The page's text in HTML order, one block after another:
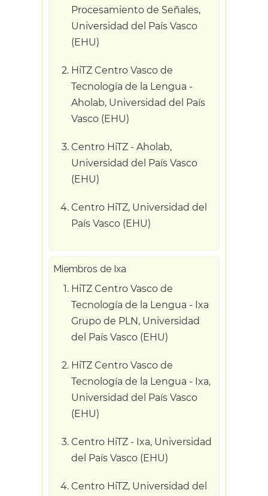
Procesamiento de Señales,
Universidad del País Vasco
(EHU)
HiTZ Centro Vasco de
Tecnología de la Lengua -
Aholab, Universidad del País
Vasco (EHU)
Centro HiTZ - Aholab,
Universidad del País Vasco
(EHU)
Centro HiTZ, Universidad del
País Vasco (EHU)
Miembros de Ixa
HiTZ Centro Vasco de
Tecnología de la Lengua - Ixa
Grupo de PLN, Universidad
del País Vasco (EHU)
HiTZ Centro Vasco de
Tecnología de la Lengua - Ixa,
Universidad del País Vasco
(EHU)
Centro HiTZ - Ixa, Universidad
del País Vasco (EHU)
Centro HiTZ, Universidad del